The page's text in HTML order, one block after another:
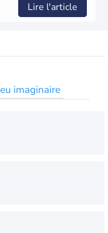
Lire l'article
imaginaire